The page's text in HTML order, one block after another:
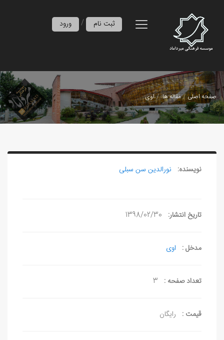
ورود / ثبت نام
صفحه اصلی مقاله ها اوی
نویسنده: نورالدین سن‏ سبلی
تاریخ انتشار: 1398/02/30
مدخل : اوی
تعداد صفحه : 3
قیمت : رایگان